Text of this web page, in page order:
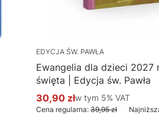
EDYCJA ŚW. PAWŁA
Ewangelia dla dzieci 2027
święta | Edycja św. Pawła
Cena promocyjna brutto
30,90 złw tym %s VAT
w tym 5% VAT
Cena regularna: 39,95 zł